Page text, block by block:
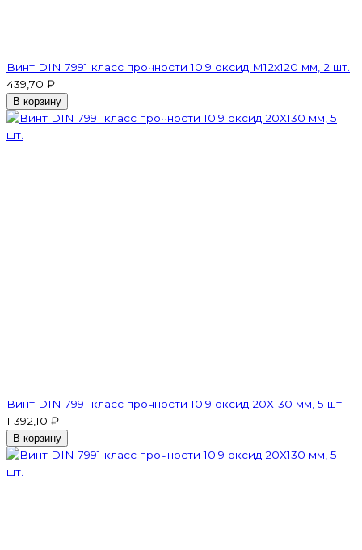
Винт DIN 7991 класс прочности 10.9 оксид M12х120 мм, 2 шт.
439,70 ₽
В корзину
Винт DIN 7991 класс прочности 10.9 оксид 20Х130 мм, 5 шт.
1 392,10 ₽
В корзину